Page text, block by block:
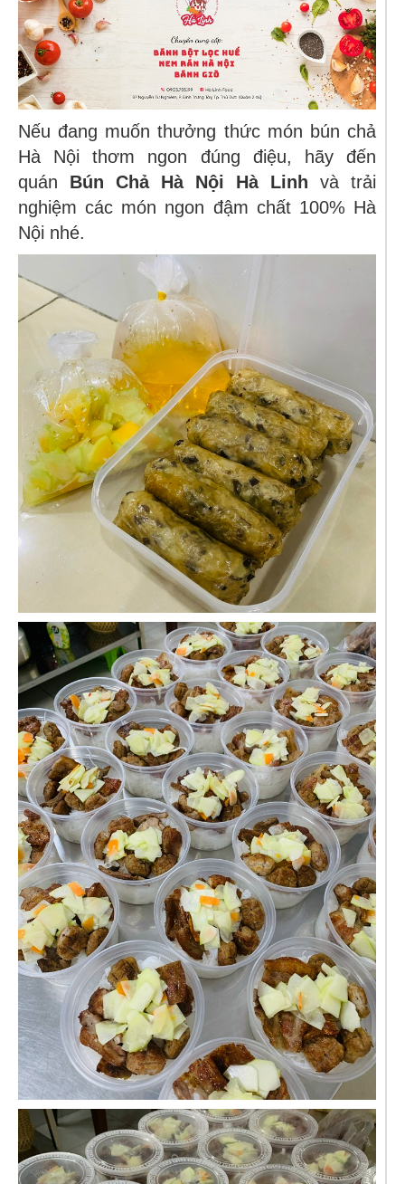
Nếu đang muốn thưởng thức món bún chả
Hà Nội thơm ngon đúng điệu, hãy đến
quán Bún Chả Hà Nội Hà Linh và trải
nghiệm các món ngon đậm chất 100% Hà
Nội nhé.